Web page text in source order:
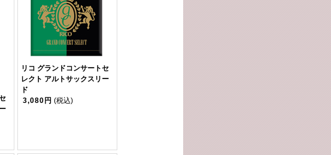
リコ グランドコンサートセ
レクト アルトサックスリー
ド
3,080円 (税込)